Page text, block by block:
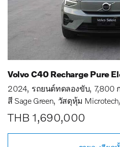
Volvo C40 Recharge Pure
2024 รถยนต์ทดลองขับ 7,800
สี Sage Green วัสดุหุ้ม
THB 1,690,000